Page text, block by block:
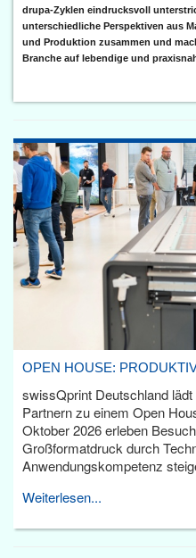
drupa-Zyklen eindrucksvoll
unterschiedliche Perspektiven aus
und Produktion zusammen und
Branche auf lebendige und
OPEN HOUSE:
swissQprint Deutschland
Partnern zu einem Open
Oktober 2026 erleben
Großformatdruck durch
Anwendungskompetenz
Weiterlesen...